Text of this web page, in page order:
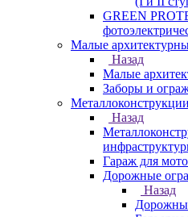
GREEN
Малые
Назад
Малые
Заборы и
Назад
Гараж для
Дорожные
Назад